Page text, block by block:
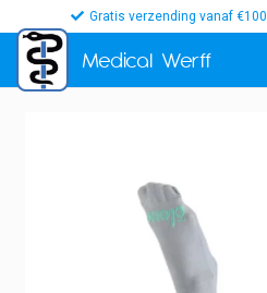
Gratis verzending vanaf €100
Medical Werff